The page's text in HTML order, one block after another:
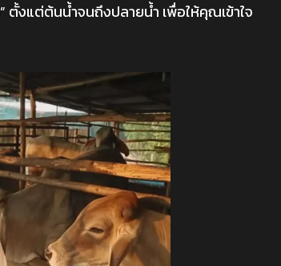
” ตั้งแต่ต้นน้ำจนถึงปลายน้ำ เพื่อให้คุณเข้าใจ